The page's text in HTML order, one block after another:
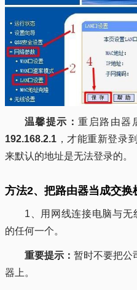
温馨提示：重启路由器
192.168.2.1 ，才能重新登录
来默认的地址是无法登录的。
方法2、把路由器当成交换
1、用网线连接电脑与无
的任何一个。
重要提示： 暂时不要把公
器上。